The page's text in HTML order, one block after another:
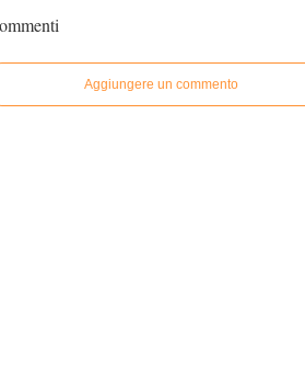
Aggiungere un commento